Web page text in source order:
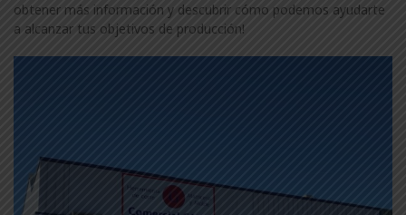
obtener más información y descubrir cómo podemos ayudarte
a alcanzar tus objetivos de producción!